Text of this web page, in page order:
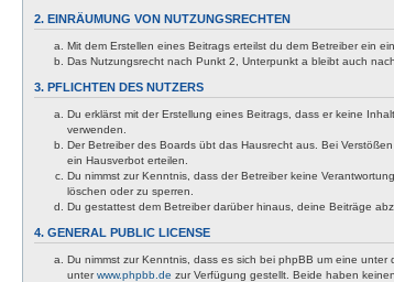
2. EINRÄUMUNG VON NUTZUNGSRECHTEN
Mit dem Erstellen eines Beitrags erteilst du dem Betreiber ein
Das Nutzungsrecht nach Punkt 2, Unterpunkt a bleibt auch
3. PFLICHTEN DES NUTZERS
Du erklärst mit der Erstellung eines Beitrags, dass er keine
verwenden.
Der Betreiber des Boards übt das Hausrecht aus. Bei
ein Hausverbot erteilen.
Du nimmst zur Kenntnis, dass der Betreiber keine
löschen oder zu sperren.
Du gestattest dem Betreiber darüber hinaus, deine Beiträge
4. GENERAL PUBLIC LICENSE
Du nimmst zur Kenntnis, dass es sich bei phpBB um eine unter
unterwww.phpbb.de zur Verfügung gestellt. Beide haben